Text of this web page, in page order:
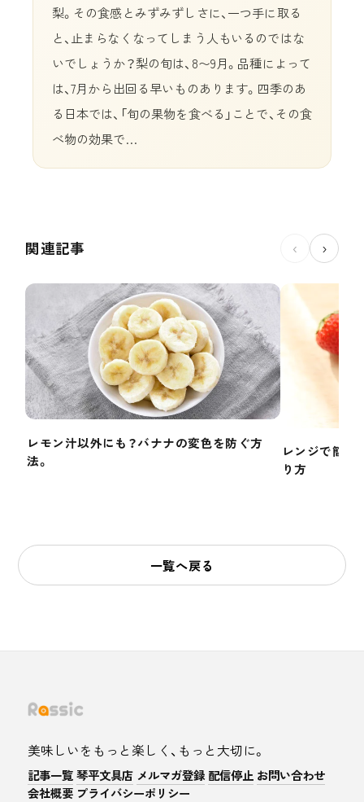
梨。その食感とみずみずしさに、一つ手に取る
と、止まらなくなってしまう人もいるのではな
いでしょうか？梨の旬は、8〜9月。品種によって
は、7月から出回る早いものあります。四季のあ
る日本では、「旬の果物を食べる」ことで、その食
べ物の効果で…
関連記事 ‹ ›
レモン汁以外にも？バナナの変色を防ぐ方
法。
レンジで簡単
り方
一覧へ戻る
美味しいをもっと楽しく、もっと大切に。
記事一覧 琴平文具店 メルマガ登録 配信停止 お問い合わせ
会社概要 プライバシーポリシー